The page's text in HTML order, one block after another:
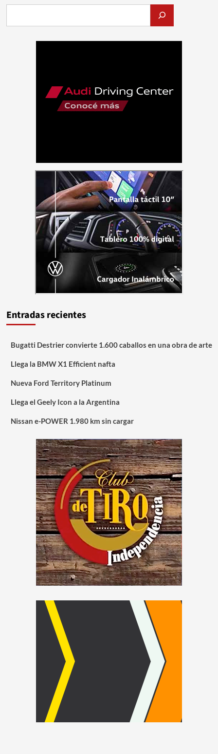
Entradas recientes
Bugatti Destrier convierte 1.600 caballos en una obra de arte
Llega la BMW X1 Efficient nafta
Nueva Ford Territory Platinum
Llega el Geely Icon a la Argentina
Nissan e-POWER 1.980 km sin cargar